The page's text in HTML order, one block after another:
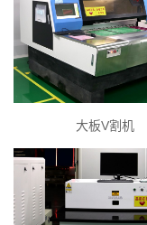
大板V割机